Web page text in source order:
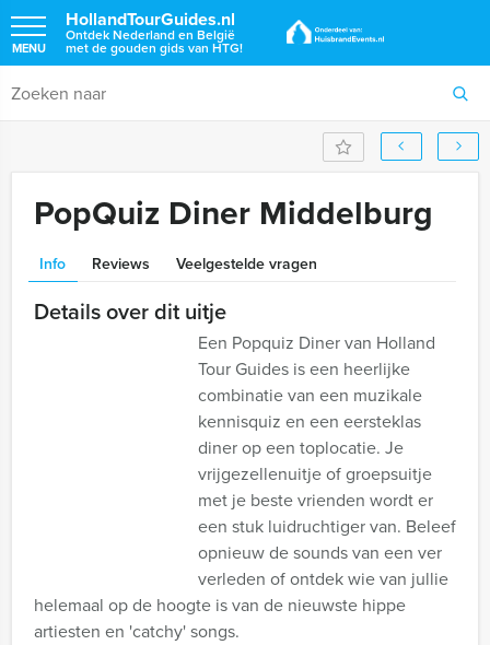
HollandTourGuides.nl
Ontdek Nederland en België
met de gouden gids van HTG!
MENU
PopQuiz Diner Middelburg
Info Reviews Veelgestelde vragen
Details over dit uitje
Een Popquiz Diner van Holland
Tour Guides is een heerlijke
combinatie van een muzikale
kennisquiz en een eersteklas
diner op een toplocatie. Je
vrijgezellenuitje of groepsuitje
met je beste vrienden wordt er
een stuk luidruchtiger van. Beleef
opnieuw de sounds van een ver
verleden of ontdek wie van jullie
helemaal op de hoogte is van de nieuwste hippe
artiesten en 'catchy' songs.